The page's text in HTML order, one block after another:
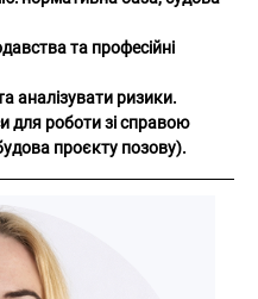
та професійні
аналізувати ризики.
для роботи зі справою
проєкту позову).